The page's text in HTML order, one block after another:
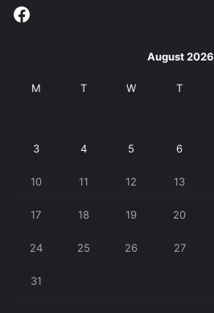
Facebook
August 2026
M T W T
3 4 5 6
10 11 12 13
17 18 19 20
24 25 26 27
31